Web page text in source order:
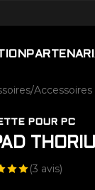
/
POUR PC
(3 avis)